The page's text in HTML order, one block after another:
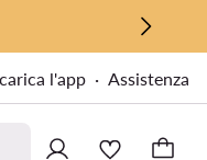
l'app Assistenza